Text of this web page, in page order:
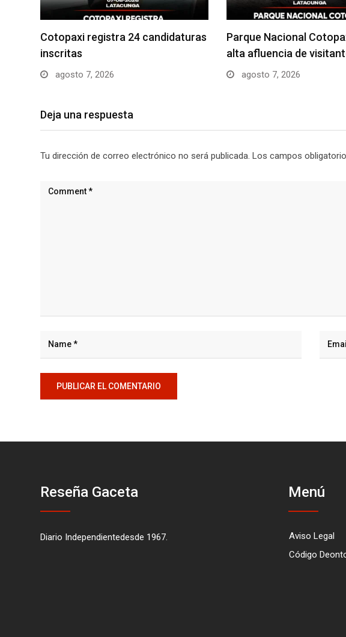
Cotopaxi registra 24 candidaturas
inscritas
agosto 7, 2026
Parque Nacional
alta afluencia de
agosto 7, 2026
Deja una respuesta
Tu dirección de correo electrónico no será publicada. Los campos
Reseña Gaceta
Diario Independientedesde 1967.
Menú
Aviso Legal
Código